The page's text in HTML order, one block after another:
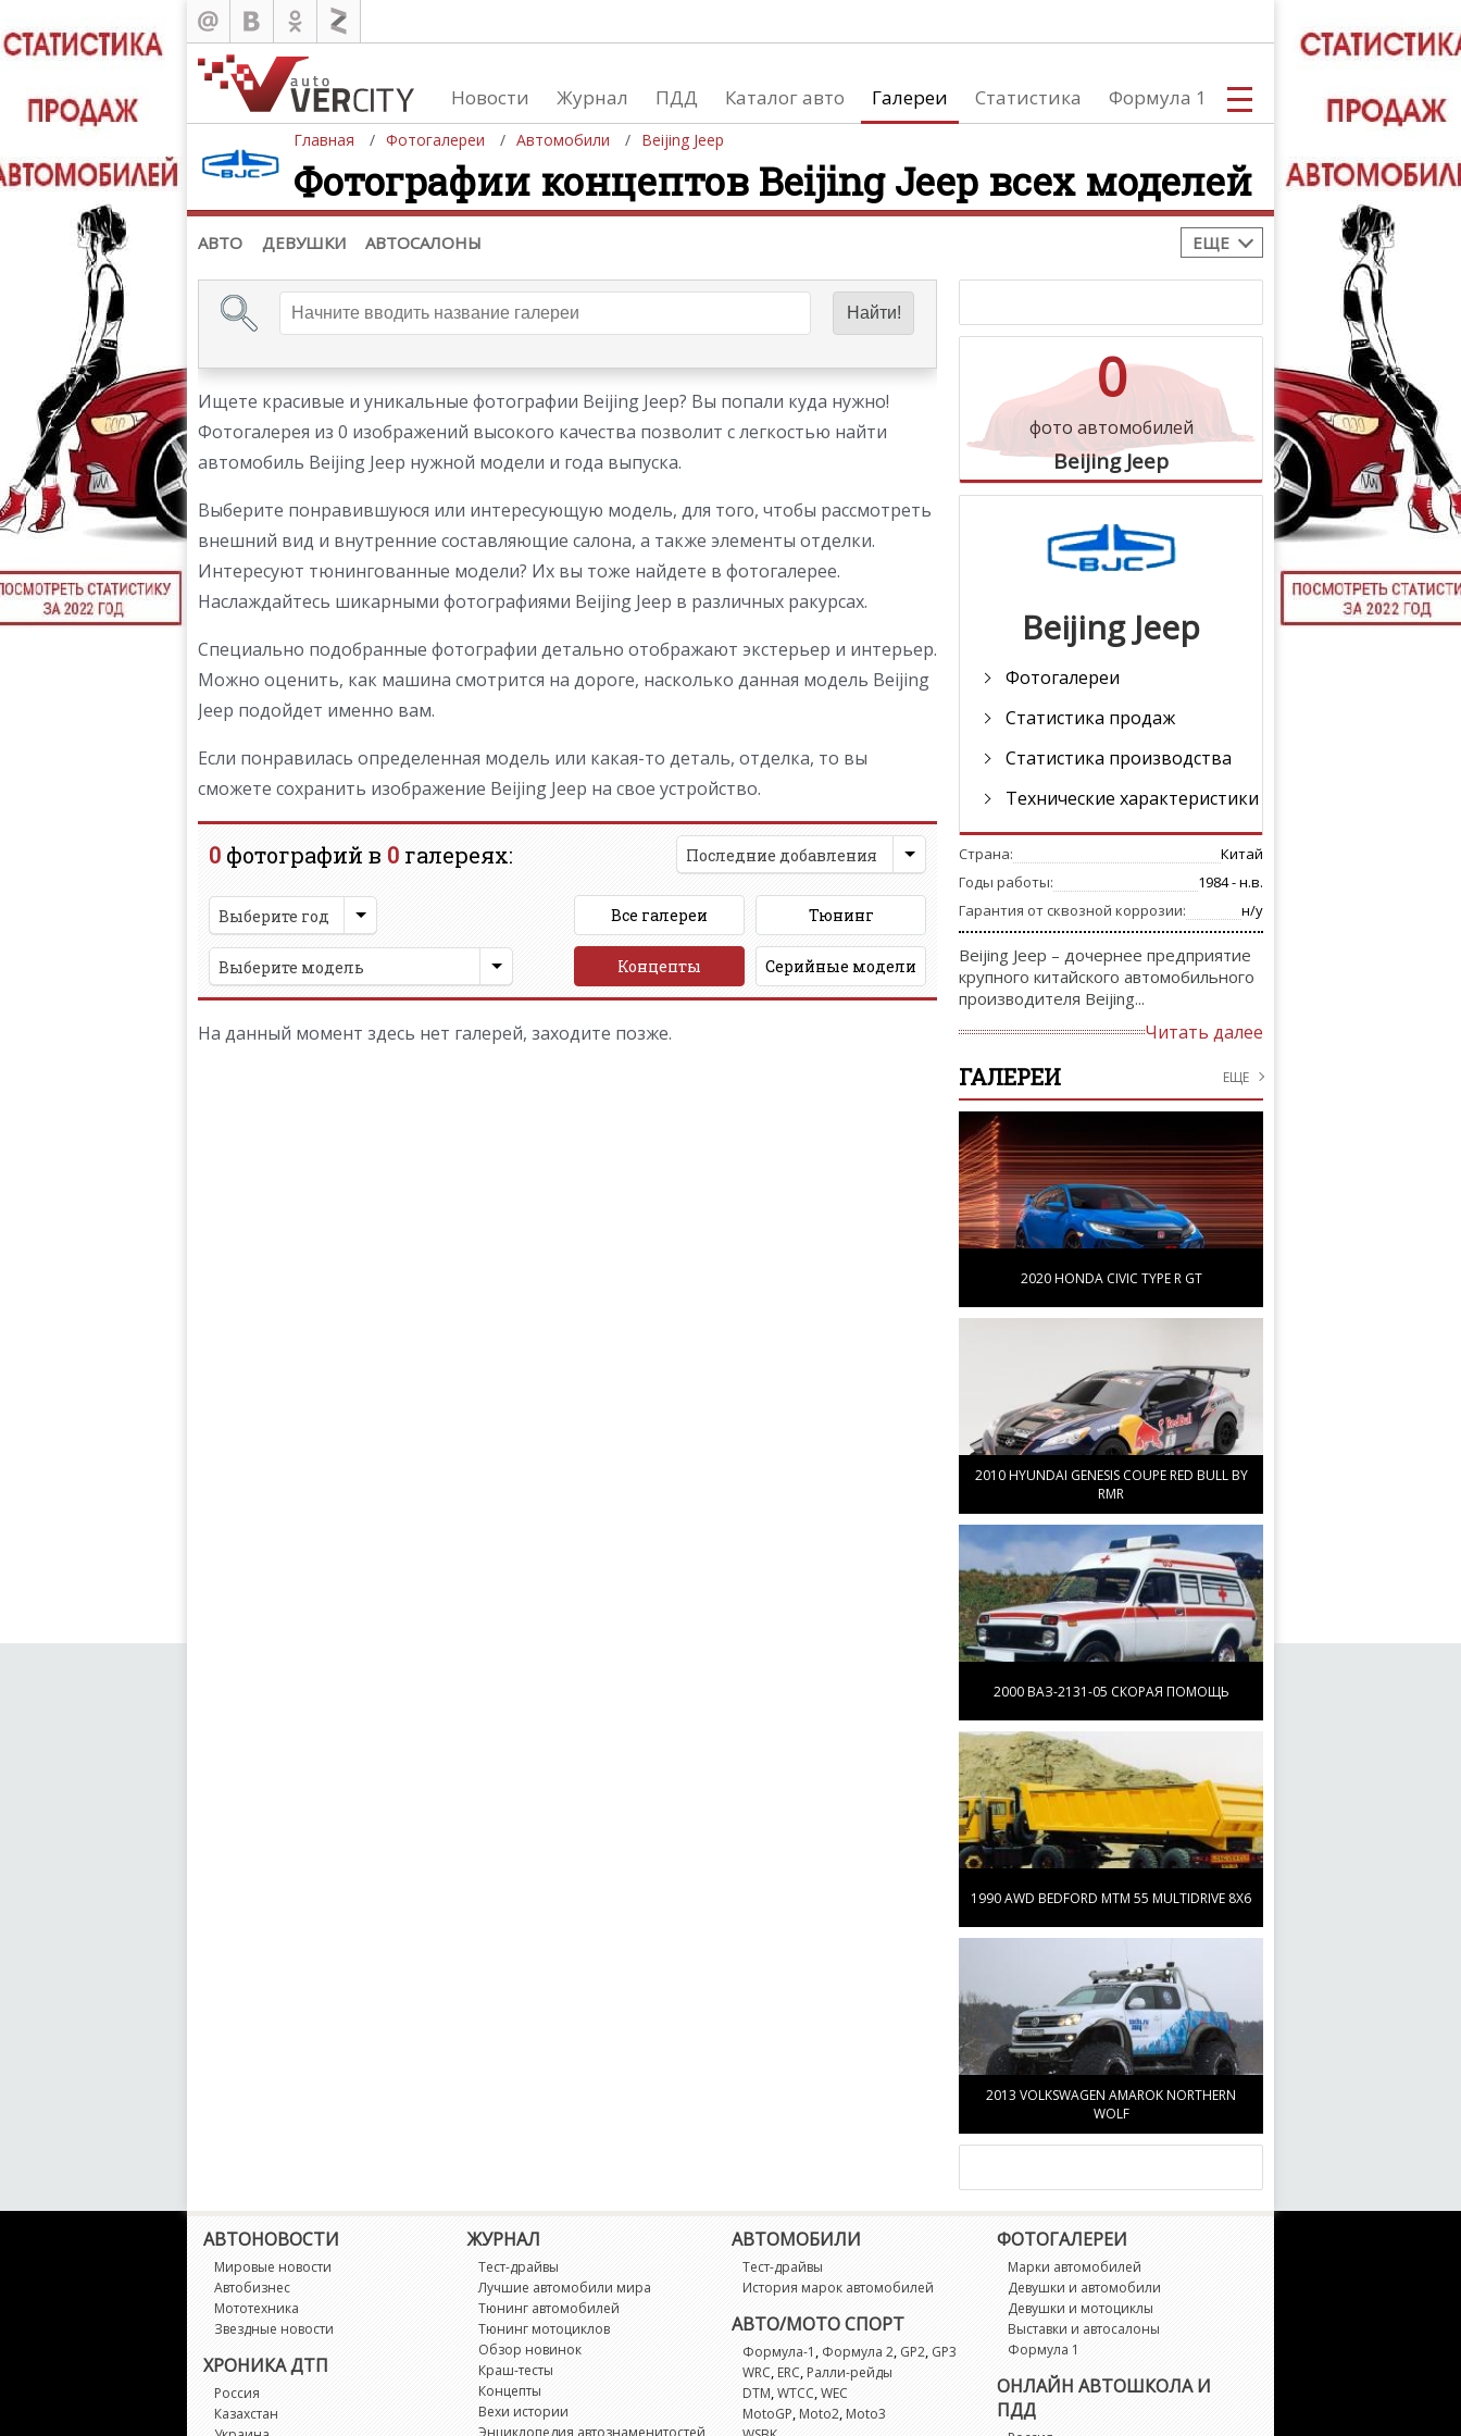
Новости Журнал ПДД Каталог авто Галереи Статистика Формула 1
ТЮНИНГ
ТЮНИНГ
Главная Фотогалереи Автомобили Beijing Jeep
Фотографии концептов Beijing Jeep всех моделей
АВТО ДЕВУШКИ АВТОСАЛОНЫ ЕЩЕ
Автомобили
Последние добавления
Список марок
(+1102)
Девушки
Девушки и автомобили
Девушки и мото
Автосалоны
Список мировых автосалонов
Ищете красивые и уникальные фотографии Beijing Jeep? Вы попали куда нужно!
Фотогалерея из 0 изображений высокого качества позволит с легкостью найти
автомобиль Beijing Jeep нужной модели и года выпуска.
Выберите понравившуюся или интересующую модель, для того, чтобы рассмотреть
внешний вид и внутренние составляющие салона, а также элементы отделки.
Интересуют тюнингованные модели? Их вы тоже найдете в фотогалерее.
Наслаждайтесь шикарными фотографиями Beijing Jeep в различных ракурсах.
Специально подобранные фотографии детально отображают экстерьер и интерьер.
Можно оценить, как машина смотрится на дороге, насколько данная модель Beijing
Jeep подойдет именно вам.
Если понравилась определенная модель или какая-то деталь, отделка, то вы
сможете сохранить изображение Beijing Jeep на свое устройство.
0 фотографий в 0 галереях: Последние добавления
Выберите год Все галереи Тюнинг
Выберите модель Концепты Серийные модели
На данный момент здесь нет галерей, заходите позже.
0
фото автомобилей
Beijing Jeep
Beijing Jeep
Фотогалереи
Статистика продаж
Статистика производства
Технические характеристики
Страна:
Китай
Годы работы:
1984 - н.в.
Гарантия от сквозной коррозии:
н/у
Beijing Jeep – дочернее предприятие
крупного китайского автомобильного
производителя Beijing...
Читать далее
ГАЛЕРЕИ ЕЩЕ
2020 HONDA CIVIC TYPE R GT
2010 HYUNDAI GENESIS COUPE RED BULL BY
RMR
2000 ВАЗ-2131-05 СКОРАЯ ПОМОЩЬ
1990 AWD BEDFORD MTM 55 MULTIDRIVE 8X6
2013 VOLKSWAGEN AMAROK NORTHERN
WOLF
АВТОНОВОСТИ
Мировые новости
Автобизнес
Мототехника
Звездные новости
ХРОНИКА ДТП
Россия
Казахстан
ЖУРНАЛ
Тест-драйвы
Лучшие автомобили мира
Тюнинг автомобилей
Тюнинг мотоциклов
Обзор новинок
Краш-тесты
Концепты
Вехи истории
Энциклопедия автознаменитостей
АВТОМОБИЛИ
Тест-драйвы
История марок автомобилей
АВТО/МОТО СПОРТ
Формула-1 , Формула 2, GP2, GP3
WRC,ERC,Ралли-рейды
DTM,WTCC,WEC
MotoGP,Moto2,Moto3
ФОТОГАЛЕРЕИ
Марки автомобилей
Девушки и автомобили
Девушки и мотоциклы
Выставки и автосалоны
Формула 1
ОНЛАЙН АВТОШКОЛА И
ПДД